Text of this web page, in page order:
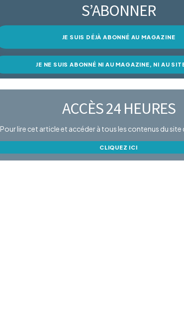
S’ABONNER
JE SUIS DÉJÀ ABONNÉ AU MAGAZINE
JE NE SUIS ABONNÉ NI AU MAGAZINE, NI AU
ACCÈS 24 HEURES
Pour lire cet article et accéder à tous les contenus du site
CLIQUEZ ICI